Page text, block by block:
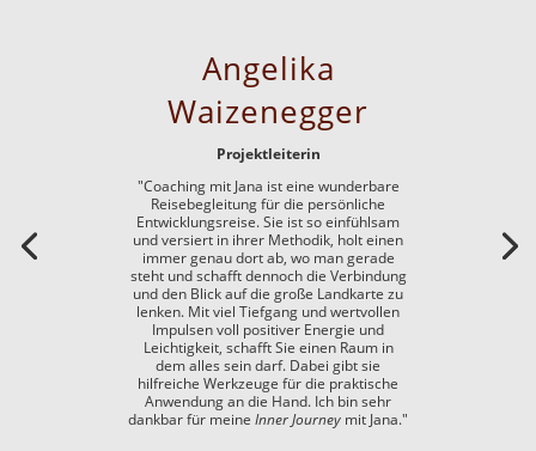
Angelika
Waizenegger
Projektleiterin
"Coaching mit Jana ist eine wunderbare
Reisebegleitung für die persönliche
Entwicklungsreise. Sie ist so einfühlsam
und versiert in ihrer Methodik, holt einen
immer genau dort ab, wo man gerade
steht und schafft dennoch die Verbindung
und den Blick auf die große Landkarte zu
lenken. Mit viel Tiefgang und wertvollen
Impulsen voll positiver Energie und
Leichtigkeit, schafft Sie einen Raum in
dem alles sein darf. Dabei gibt sie
hilfreiche Werkzeuge für die praktische
Anwendung an die Hand. Ich bin sehr
dankbar für meine Inner Journey mit Jana."